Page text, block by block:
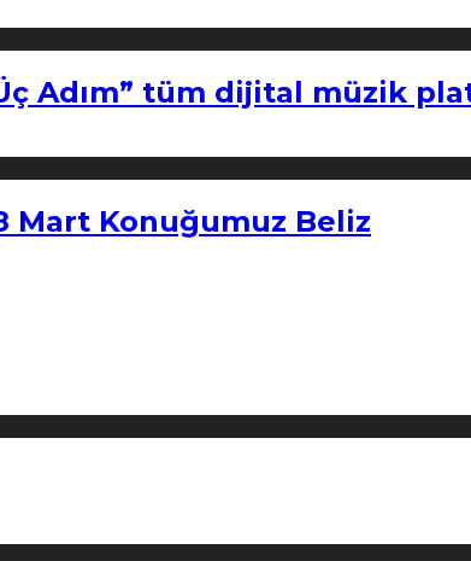
Adım” tüm dijital müzik
Mart Konuğumuz Beliz